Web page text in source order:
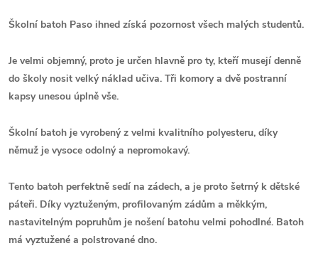
Školní batoh Paso ihned získá pozornost všech malých studentů.
Je velmi objemný, proto je určen hlavně pro ty, kteří musejí denně
do školy nosit velký náklad učiva. Tři komory a dvě postranní
kapsy unesou úplně vše.
Školní batoh je vyrobený z velmi kvalitního polyesteru, díky
němuž je vysoce odolný a nepromokavý.
Tento batoh perfektně sedí na zádech, a je proto šetrný k dětské
páteři. Díky vyztuženým, profilovaným zádům a měkkým,
nastavitelným popruhům je nošení batohu velmi pohodlné. Batoh
má vyztužené a polstrované dno.